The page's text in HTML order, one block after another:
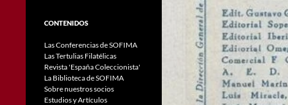
CONTENIDOS
Las Conferencias de SOFIMA
Las Tertulias Filatélicas
Revista 'España Coleccionista'
La Biblioteca de SOFIMA
Sobre nuestros socios
Estudios y Artículos